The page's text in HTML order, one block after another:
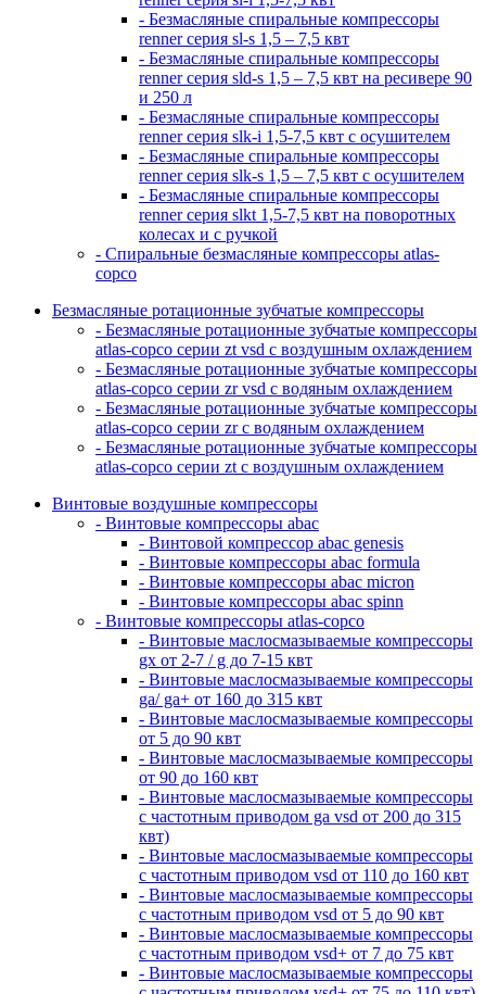
- Безмасляные спиральные компрессоры
renner серия sl-s 1,5 – 7,5 квт
- Безмасляные спиральные компрессоры
renner серия sld-s 1,5 – 7,5 квт на ресивере 90
и 250 л
- Безмасляные спиральные компрессоры
renner серия slk-i 1,5-7,5 квт с осушителем
- Безмасляные спиральные компрессоры
renner серия slk-s 1,5 – 7,5 квт с осушителем
- Безмасляные спиральные компрессоры
renner серия slkt 1,5-7,5 квт на поворотных
колесах и с ручкой
- Спиральные безмасляные компрессоры atlas-
copco
Безмасляные ротационные зубчатые компрессоры
- Безмасляные ротационные зубчатые компрессоры
atlas-copco серии zt vsd с воздушным охлаждением
- Безмасляные ротационные зубчатые компрессоры
atlas-copco серии zr vsd с водяным охлаждением
- Безмасляные ротационные зубчатые компрессоры
atlas-copco серии zr с водяным охлаждением
- Безмасляные ротационные зубчатые компрессоры
atlas-copco серии zt с воздушным охлаждением
Винтовые воздушные компрессоры
- Винтовые компрессоры abac
- Винтовой компрессор abac genesis
- Винтовые компрессоры abac formula
- Винтовые компрессоры abac micron
- Винтовые компрессоры abac spinn
- Винтовые компрессоры atlas-copco
- Винтовые маслосмазываемые компрессоры
gx от 2-7 / g до 7-15 квт
- Винтовые маслосмазываемые компрессоры
ga/ ga+ от 160 до 315 квт
- Винтовые маслосмазываемые компрессоры
от 5 до 90 квт
- Винтовые маслосмазываемые компрессоры
от 90 до 160 квт
- Винтовые маслосмазываемые компрессоры
с частотным приводом ga vsd от 200 до 315
квт)
- Винтовые маслосмазываемые компрессоры
с частотным приводом vsd от 110 до 160 квт
- Винтовые маслосмазываемые компрессоры
с частотным приводом vsd от 5 до 90 квт
- Винтовые маслосмазываемые компрессоры
с частотным приводом vsd+ от 7 до 75 квт
- Винтовые маслосмазываемые компрессоры